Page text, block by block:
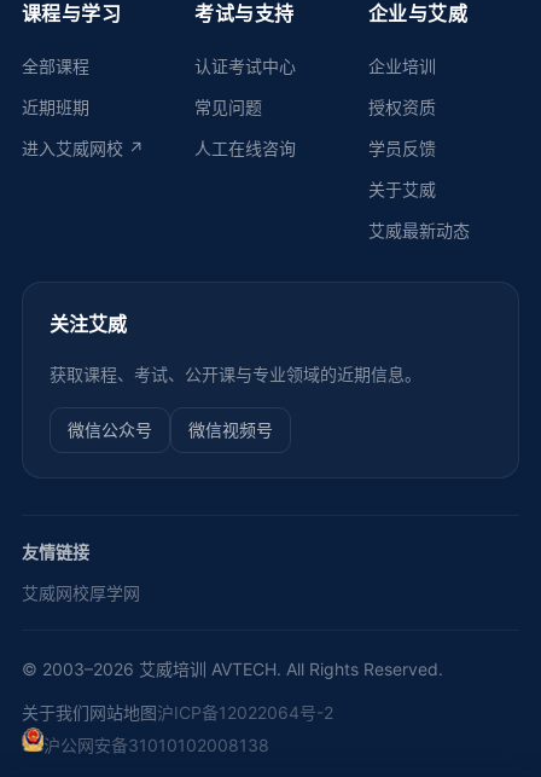
课程与学习
全部课程
近期班期
进入艾威网校 ↗
考试与支持
认证考试中心
常见问题
人工在线咨询
企业与艾威
企业培训
授权资质
学员反馈
关于艾威
艾威最新动态
关注艾威
获取课程、考试、公开课与专业领域的近期信息。
微信公众号 微信视频号
友情链接
艾威网校厚学网
© 2003–2026 艾威培训 AVTECH. All Rights Reserved.
关于我们网站地图沪ICP备12022064号-2
沪公网安备31010102008138